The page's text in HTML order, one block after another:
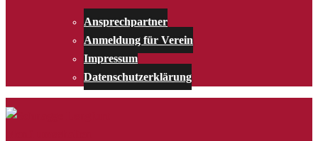
Ansprechpartner
Anmeldung für Verein
Impressum
Datenschutzerklärung